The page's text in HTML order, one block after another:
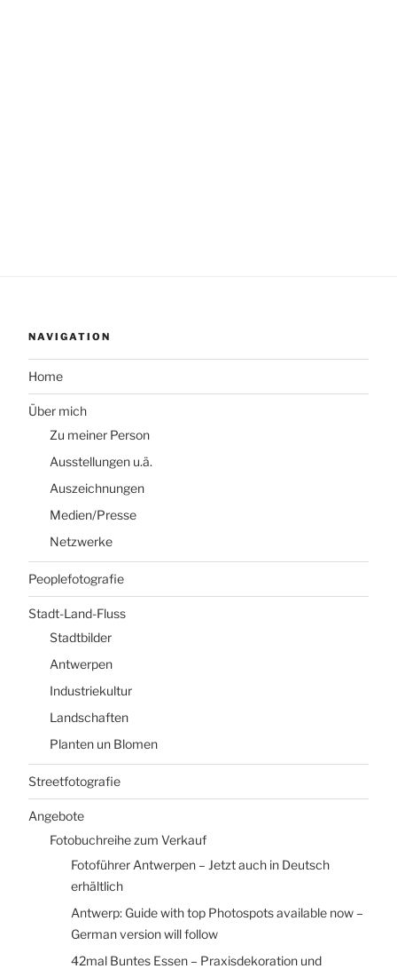
NAVIGATION
Home
Über mich
Zu meiner Person
Ausstellungen u.ä.
Auszeichnungen
Medien/Presse
Netzwerke
Peoplefotografie
Stadt-Land-Fluss
Stadtbilder
Antwerpen
Industriekultur
Landschaften
Planten un Blomen
Streetfotografie
Angebote
Fotobuchreihe zum Verkauf
Fotoführer Antwerpen – Jetzt auch in Deutsch
erhältlich
Antwerp: Guide with top Photospots available now –
German version will follow
42mal Buntes Essen – Praxisdekoration und